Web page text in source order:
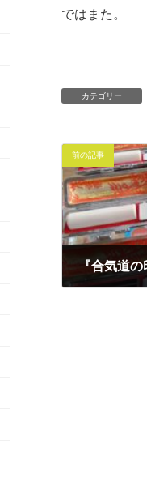
ではまた。
カテゴリー
前の記事
『合気道